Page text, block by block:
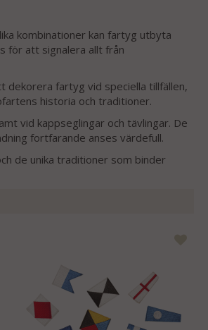
kombinationer kan fartyg utbyta
för att signalera allt från
dekorera fartyg vid speciella tillfällen,
historia och traditioner.
vid kappseglingar och tävlingar. De
fortfarande anses värdefull.
de unika traditioner som binder